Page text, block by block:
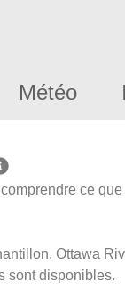
Météo
ce
Ottawa
sont disponibles.